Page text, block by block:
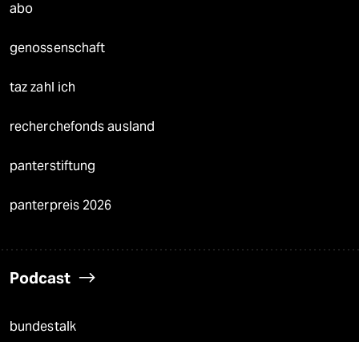
abo
genossenschaft
taz zahl ich
recherchefonds ausland
panterstiftung
panterpreis 2026
Podcast
bundestalk